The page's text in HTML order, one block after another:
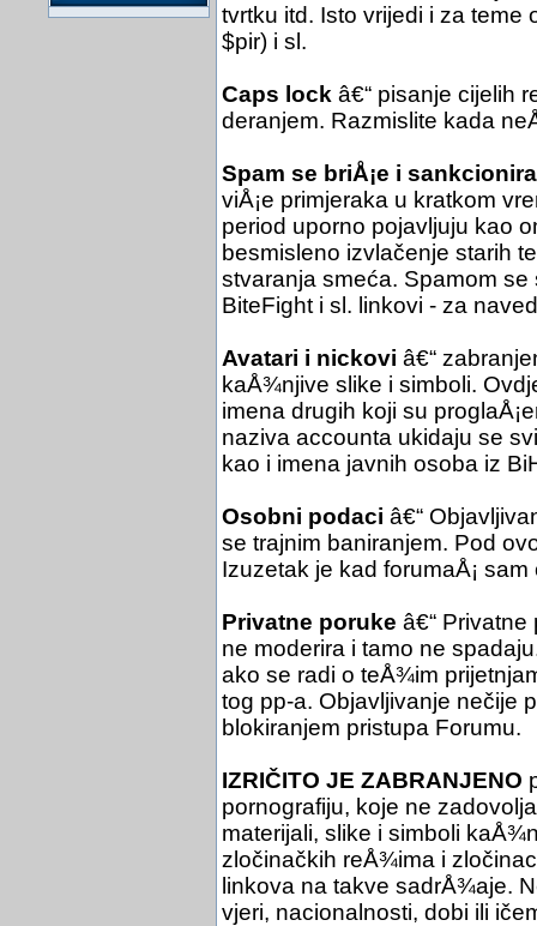
tvrtku itd. Isto vrijedi i za teme
$pir) i sl.
Caps lock â€“ pisanje cijelih
deranjem. Razmislite kada
Spam se briÅ¡e i sankcionira
viÅ¡e primjeraka u kratkom
period uporno pojavljuju kao
besmisleno izvlačenje starih
stvaranja smeća. Spamom
BiteFight i sl. linkovi - za
Avatari i nickovi â€“
kaÅ¾njive slike i simboli.
imena drugih koji su
naziva accounta ukidaju se
kao i imena javnih osoba iz
Osobni podaci â€“
se trajnim baniranjem. Pod
Izuzetak je kad forumaÅ¡
Privatne poruke â€“
ne moderira i tamo ne
ako se radi o teÅ¾im
tog pp-a. Objavljivanje nečije
blokiranjem pristupa Forumu.
IZRIČITO JE ZABRANJENO
pornografiju, koje ne
materijali, slike i simboli
zločinačkih reÅ¾ima i
linkova na takve sadrÅ¾aje.
vjeri, nacionalnosti, dobi ili